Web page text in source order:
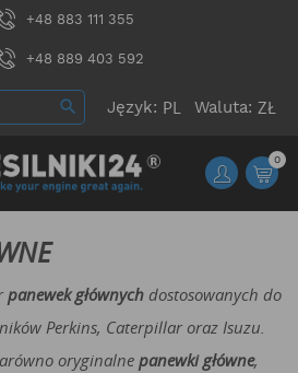
+48 883 111 355
+48 889 403 592
Język: Waluta:
0
panewek głównych dostosowanych do
Perkins, Caterpillar oraz Isuzu.
oryginalne panewki główne,